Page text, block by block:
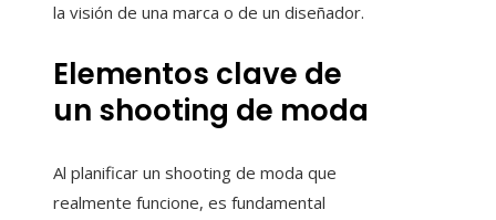
la visión de una marca o de un diseñador.
Elementos clave de
un shooting de moda
Al planificar un shooting de moda que
realmente funcione, es fundamental